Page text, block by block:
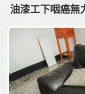
油漆工下咽癌無